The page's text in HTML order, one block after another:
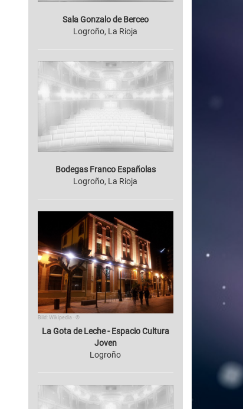
Sala Gonzalo de Berceo
Logroño, La Rioja
Bodegas Franco Españolas
Logroño, La Rioja
Bild: Wikipedia · ©
La Gota de Leche - Espacio Cultura
Joven
Logroño